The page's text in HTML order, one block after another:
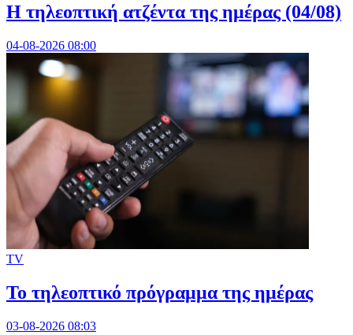
Η τηλεοπτική ατζέντα της ημέρας (04/08)
04-08-2026 08:00
TV
Το τηλεοπτικό πρόγραμμα της ημέρας
03-08-2026 08:03